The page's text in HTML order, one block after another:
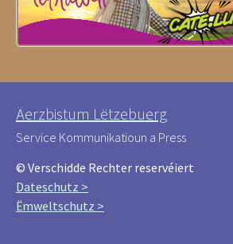
Äerzbistum Lëtzebuerg
Service Kommunikatioun a Press
© Verschidde Rechter reservéiert
Dateschutz >
Ëmweltschutz >